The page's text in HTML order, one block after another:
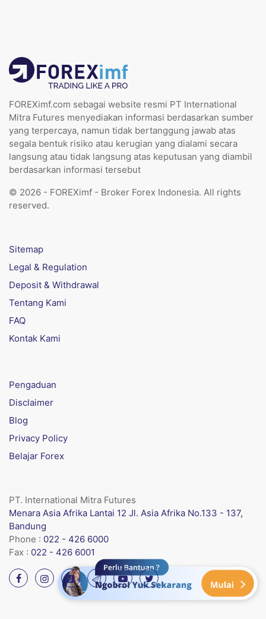
FOREXimf.com sebagai website resmi PT International
Mitra Futures menyediakan informasi berdasarkan sumber
yang terpercaya, namun tidak bertanggung jawab atas
segala bentuk risiko atau kerugian yang dialami secara
langsung atau tidak langsung atas keputusan yang diambil
berdasarkan informasi tersebut
© 2026 - FOREXimf - Broker Forex Indonesia. All rights
reserved.
Sitemap
Legal & Regulation
Deposit & Withdrawal
Tentang Kami
FAQ
Kontak Kami
Pengaduan
Disclaimer
Blog
Privacy Policy
Belajar Forex
PT. International Mitra Futures
Menara Asia Afrika Lantai 12 Jl. Asia Afrika No.133 - 137,
Bandung
Phone : 022 - 426 6000
Fax : 022 - 426 6001